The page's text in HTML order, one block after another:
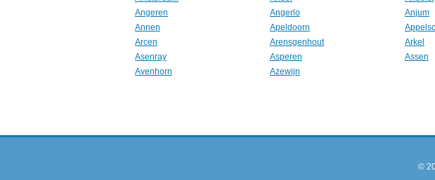
Angeren
Angerlo Anjum
Annen
Apeldoorn
Arcen
Arensgenhout Arkel
Asenray
Asperen Assen
Avenhorn
Azewijn
©